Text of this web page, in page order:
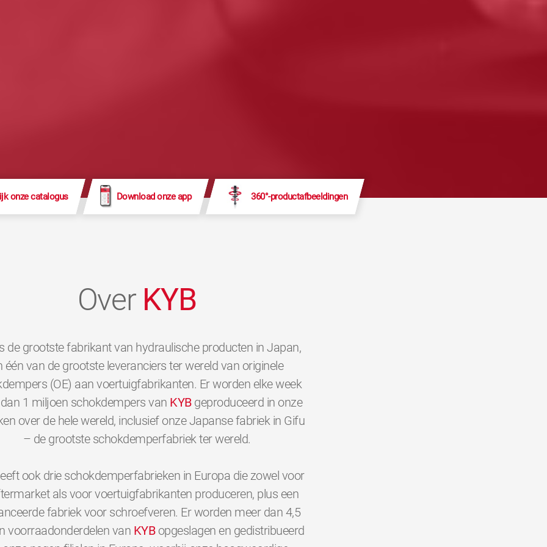
onze catalogus Download onze app 360°-productafbeeldingen
Over KYB
de grootste fabrikant van hydraulische producten in Japan,
één van de grootste leveranciers ter wereld van originele
(OE) aan voertuigfabrikanten. Er worden elke week
1 miljoen schokdempers van KYBgeproduceerd in onze
over de hele wereld, inclusief onze Japanse fabriek in Gifu
– de grootste schokdemperfabriek ter wereld.
ook drie schokdemperfabrieken in Europa die zowel voor
als voor voertuigfabrikanten produceren, plus een
fabriek voor schroefveren. Er worden meer dan 4,5
voorraadonderdelen van KYBopgeslagen en gedistribueerd